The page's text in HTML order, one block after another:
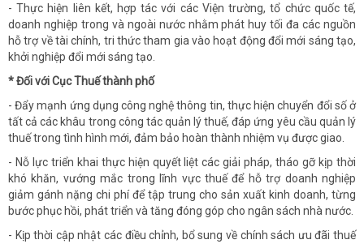
- Thực hiện liên kết, hợp tác với các Viện trường, tổ chức quốc tế,
doanh nghiệp trong và ngoài nước nhằm phát huy tối đa các nguồn
hỗ trợ về tài chính, tri thức tham gia vào hoạt động đổi mới sáng tạo,
khởi nghiệp đổi mới sáng tạo.
* Đối vớiCục Thuế thành phố
- Đẩy mạnh ứng dụng công nghệ thông tin, thực hiện chuyển đổi số ở
tất cả các khâu trong công tác quản lý thuế, đáp ứng yêu cầu quản lý
thuế trong tình hình mới, đảm bảo hoàn thành nhiệm vụ được giao.
- Nỗ lực triển khai thực hiện quyết liệt các giải pháp, tháo gỡ kịp thời
khó khăn, vướng mắc trong lĩnh vực thuế để hỗ trợ doanh nghiệp
giảm gánh nặng chi phí để tập trung cho sản xuất kinh doanh, từng
bước phục hồi, phát triển và tăng đóng góp cho ngân sách nhà nước.
- Kịp thời cập nhật các điều chỉnh, bổ sung về chính sách ưu đãi thuế